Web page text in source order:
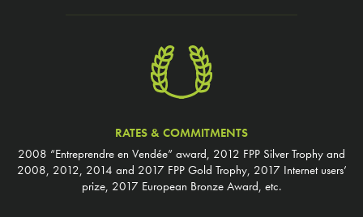
RATES & COMMITMENTS
2008 “Entreprendre en Vendée” award, 2012 FPP Silver Trophy and
2008, 2012, 2014 and 2017 FPP Gold Trophy, 2017 Internet users’
prize, 2017 European Bronze Award, etc.